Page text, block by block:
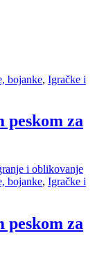
bojanke, Igračke i
peskom za
bojanke, Igračke i
peskom za